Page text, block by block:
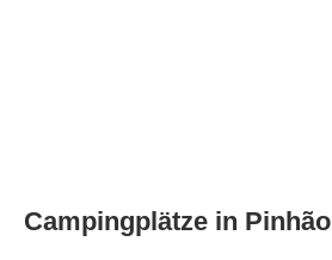
Campingplätze in Pinhão